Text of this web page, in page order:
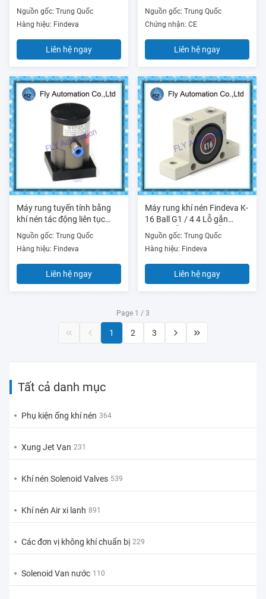
30 1/4 "7'300-35'000 Rpm
Nguồn gốc: Trung Quốc
Hàng hiệu: Findeva
Liên hệ ngay
thanh S16 Oli Flour Phay
dao động khí
Nguồn gốc: Trung Quốc
Chứng nhận: CE
Liên hệ ngay
Máy rung tuyến tính bằng
khí nén tác động liên tục
NTP25 Urethane Strike Tấm
phủ vệ sinh
Nguồn gốc: Trung Quốc
Hàng hiệu: Findeva
Liên hệ ngay
Máy rung khí nén Findeva K-
16 Ball G1 / 4 4 Lỗ gắn
Thanh dẫn hướng dẫn bằng
thép cứng
Nguồn gốc: Trung Quốc
Hàng hiệu: Findeva
Liên hệ ngay
Page 1 / 3
1 2 3
Tất cả danh mục
Phụ kiện ống khí nén 364
Xung Jet Van 231
Khí nén Solenoid Valves 539
Khí nén Air xi lanh 891
Các đơn vị không khí chuẩn bị 229
Solenoid Van nước 110